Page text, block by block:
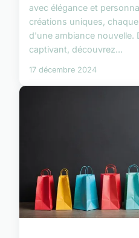
avec élégance et
créations uniques,
d'une ambiance nouvelle.
captivant, découvrez...
17 décembre 2024